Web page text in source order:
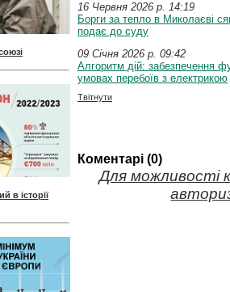
в історії
16 Червня 2026 p. 14:19
Борги за тепло в Миколаєві
подає до суду
09 Січня 2026 p. 09:42
Алгоритм дій: забезпечення
умовах перебоїв з електрикою
Твітнути
Коментарі (0)
Для можливості